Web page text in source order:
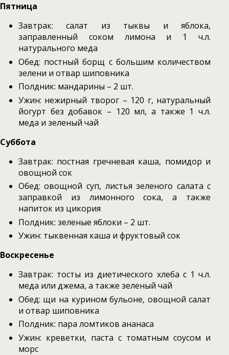
Пятница
Завтрак: салат из тыквы и яблока,
заправленный соком лимона и 1 ч.л.
натурального меда
Обед: постный борщ с большим количеством
зелени и отвар шиповника
Полдник: мандарины – 2 шт.
Ужин: нежирный творог – 120 г, натуральный
йогурт без добавок – 120 мл, а также 1 ч.л.
меда и зеленый чай
Суббота
Завтрак: постная гречневая каша, помидор и
овощной сок
Обед: овощной суп, листья зеленого салата с
заправкой из лимонного сока, а также
напиток из цикория
Полдник: зеленые яблоки – 2 шт.
Ужин: тыквенная каша и фруктовый сок
Воскресенье
Завтрак: тосты из диетического хлеба с 1 ч.л.
меда или джема, а также зеленый чай
Обед: щи на курином бульоне, овощной салат
и отвар шиповника
Полдник: пара ломтиков ананаса
Ужин: креветки, паста с томатным соусом и
морс